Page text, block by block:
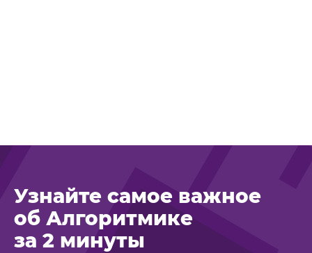
Узнайте самое важное
об Алгоритмике
за 2 минуты